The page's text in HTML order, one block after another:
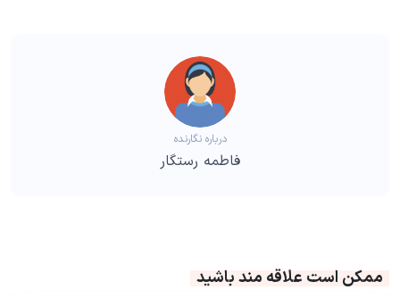
درباره نگارنده
فاطمه رستگار
ممکن است علاقه مند باشید